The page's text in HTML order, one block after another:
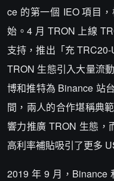
ce 的第一個 IEO 項目
始。4 月 TRON 上線
支持，推出「充
TRON 生態引入大量流
博和推特為 Binance 站
間，兩人的合作堪稱典
響力推廣 TRON 生態，
高利率補貼吸引了更多
2019 年 9 月，Binance